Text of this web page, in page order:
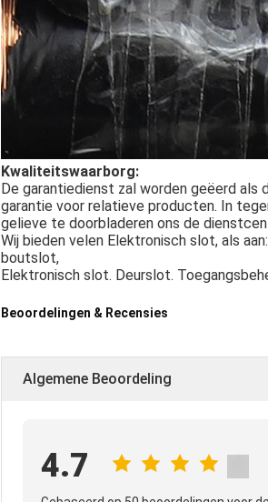
Kwaliteitswaarborg:
De garantiedienst zal worden geëerd als
garantie voor relatieve producten. In
gelieve te doorbladeren ons de
Wij bieden velen Elektronisch slot, als
boutslot,
Elektronisch slot. Deurslot.
Beoordelingen & Recensies
Algemene Beoordeling
4.7